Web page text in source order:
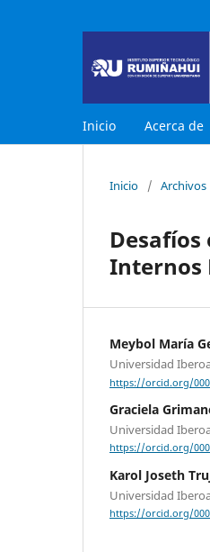
Inicio Acerca de
Inicio / Archivos
Desafíos
Internos
Meybol María
Universidad
https://orcid.org/
Graciela
Universidad
https://orcid.org/
Karol Joseth
Universidad
https://orcid.org/